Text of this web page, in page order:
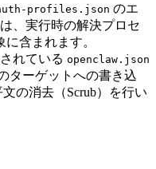
profiles.json のエ
、実行時の解決プロセ
含まれます。
れている openclaw.json
ターゲットへの書き込
の消去（Scrub）を行い